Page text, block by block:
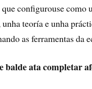
que configurouse como
teoría e unha
as ferramentas da
balde ata completar